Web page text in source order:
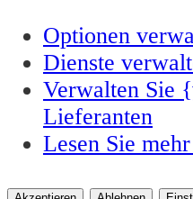
Optionen
Dienste
Verwalten Sie
Lieferanten
Lesen Sie